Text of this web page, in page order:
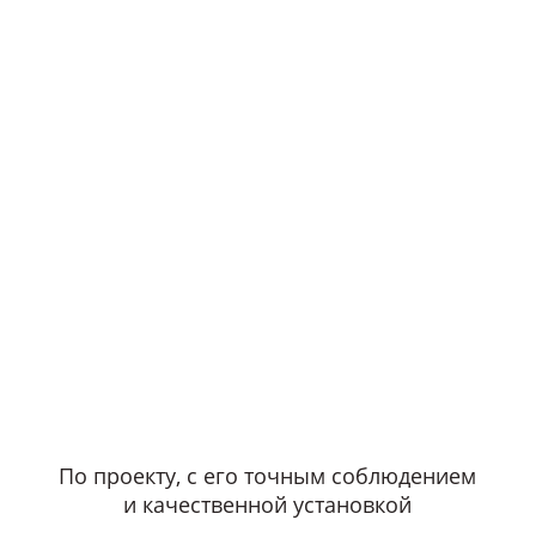
По проекту, с его точным соблюдением
и качественной установкой